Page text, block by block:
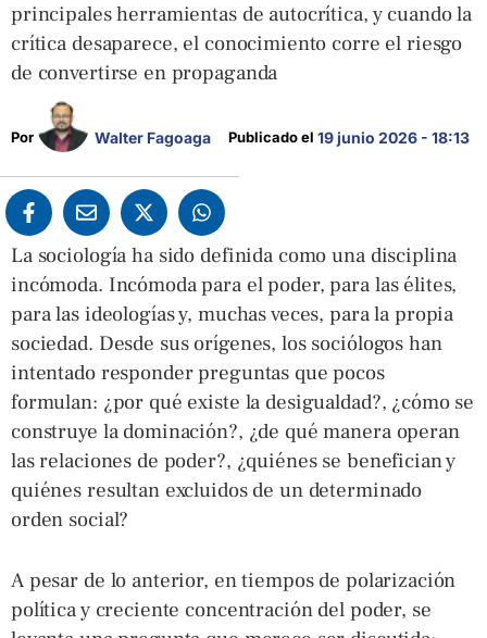
principales herramientas de autocrítica, y cuando la
crítica desaparece, el conocimiento corre el riesgo
de convertirse en propaganda
Por Walter Fagoaga Publicado el 19 junio 2026 - 18:13
La sociología ha sido definida como una disciplina
incómoda. Incómoda para el poder, para las élites,
para las ideologías y, muchas veces, para la propia
sociedad. Desde sus orígenes, los sociólogos han
intentado responder preguntas que pocos
formulan: ¿por qué existe la desigualdad?, ¿cómo se
construye la dominación?, ¿de qué manera operan
las relaciones de poder?, ¿quiénes se benefician y
quiénes resultan excluidos de un determinado
orden social?
A pesar de lo anterior, en tiempos de polarización
política y creciente concentración del poder, se